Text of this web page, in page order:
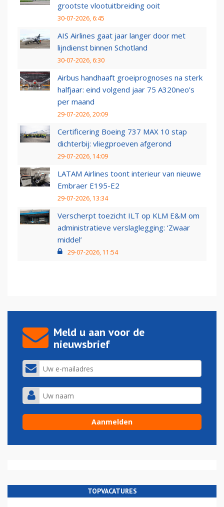
grootste vlootuitbreiding ooit
30-07-2026, 6:45
AIS Airlines gaat jaar langer door met
lijndienst binnen Schotland
30-07-2026, 6:30
Airbus handhaaft groeiprognoses na sterk
halfjaar: eind volgend jaar 75 A320neo’s
per maand
29-07-2026, 20:09
Certificering Boeing 737 MAX 10 stap
dichterbij: vliegproeven afgerond
29-07-2026, 14:09
LATAM Airlines toont interieur van nieuwe
Embraer E195-E2
29-07-2026, 13:34
Verscherpt toezicht ILT op KLM E&M om
administratieve verslaglegging: ‘Zwaar
middel’
29-07-2026, 11:54
Meld u aan voor de
nieuwsbrief
TOPVACATURES